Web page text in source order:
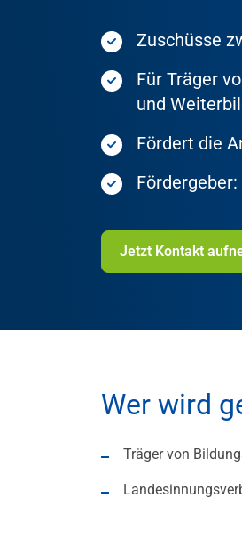
Zuschüsse
Für Träger
und
Fördert die
Fördergeber:
Jetzt Kontakt
Wer wird
Träger von